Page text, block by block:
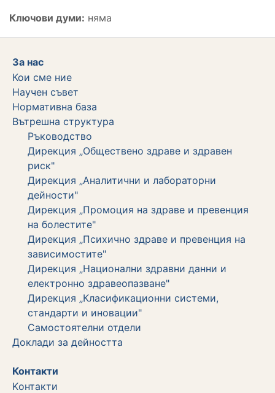
Ключови думи: няма
За нас
Кои сме ние
Научен съвет
Нормативна база
Вътрешна структура
Ръководство
Дирекция „Обществено здраве и здравен
риск"
Дирекция „Аналитични и лабораторни
дейности"
Дирекция „Промоция на здраве и превенция
на болестите"
Дирекция „Психично здраве и превенция на
зависимостите"
Дирекция „Национални здравни данни и
електронно здравеопазване"
Дирекция „Класификационни системи,
стандарти и иновации"
Самостоятелни отдели
Дoклади за дейността
Контакти
Kонтакти